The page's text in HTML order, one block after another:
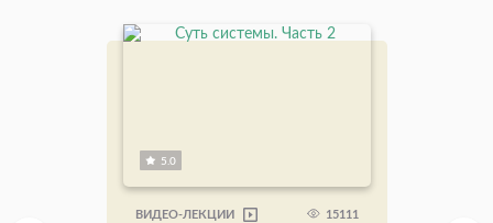
5.0
ВИДЕО-ЛЕКЦИИ 15111